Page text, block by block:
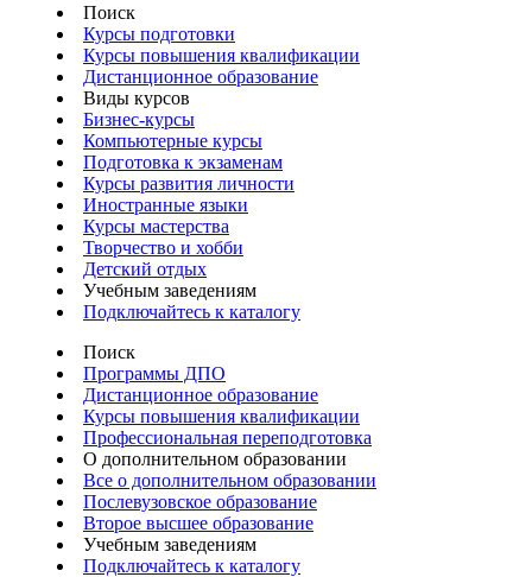
Поиск
Курсы подготовки
Курсы повышения квалификации
Дистанционное образование
Виды курсов
Бизнес-курсы
Компьютерные курсы
Подготовка к экзаменам
Курсы развития личности
Иностранные языки
Курсы мастерства
Творчество и хобби
Детский отдых
Учебным заведениям
Подключайтесь к каталогу
Поиск
Программы ДПО
Дистанционное образование
Курсы повышения квалификации
Профессиональная переподготовка
О дополнительном образовании
Все о дополнительном образовании
Послевузовское образование
Второе высшее образование
Учебным заведениям
Подключайтесь к каталогу